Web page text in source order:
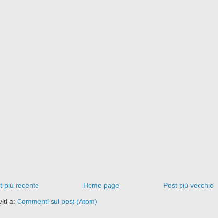
più recente Post più vecchio
Home page
a: Commenti sul post (Atom)